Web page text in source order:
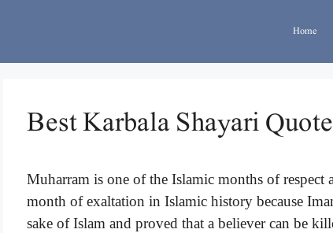
Home
Best Karbala Shayari
Muharram is one of the Islamic months of
month of exaltation in Islamic history because
sake of Islam and proved that a believer can be